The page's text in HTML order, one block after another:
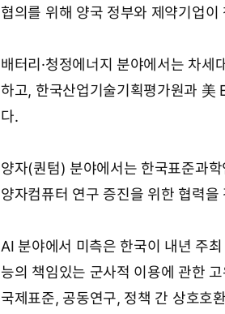
협의를 위해 양국 정부와 제약기업
배터리·청정에너지 분야에서는 차세
하고, 한국산업기술기획평가원과 美
다.
양자(퀀텀) 분야에서는 한국표준과
양자컴퓨터 연구 증진을 위한 협력
AI 분야에서 미측은 한국이 내년 주
능의 책임있는 군사적 이용에 관한
국제표준, 공동연구, 정책 간 상호호